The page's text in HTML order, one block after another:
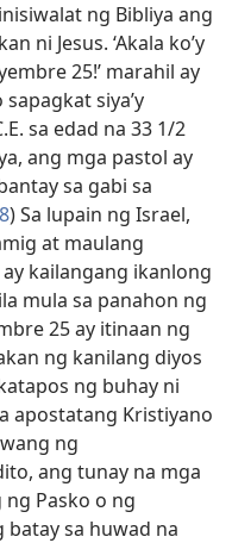
ng Bibliya ang
ni Jesus. ‘Akala ko’y
25!’ marahil ay
siya’y
sa edad na 33 1/2
ang mga pastol ay
sa gabi sa
) Sa lupain ng Israel,
at maulang
kailangang ikanlong
mula sa panahon ng
25 ay itinaan ng
ng kanilang diyos
ng buhay ni
apostatang Kristiyano
ng
ang tunay na mga
Pasko o ng
sa huwad na